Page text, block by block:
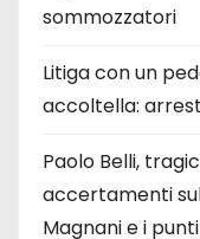
sommozzatori
Litiga con un
accoltella:
Paolo Belli,
accertamenti
Magnani e i